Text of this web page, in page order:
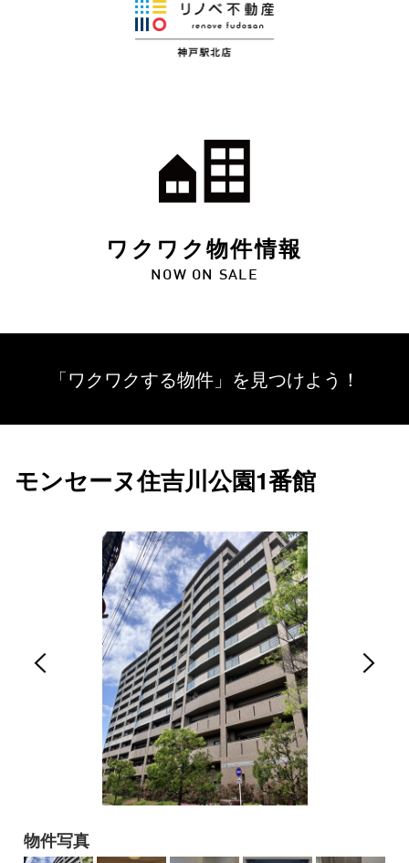
ワクワク物件情報
NOW ON SALE
「ワクワクする物件」を 見つけよう！
モンセーヌ住吉川公園1番館
物件写真